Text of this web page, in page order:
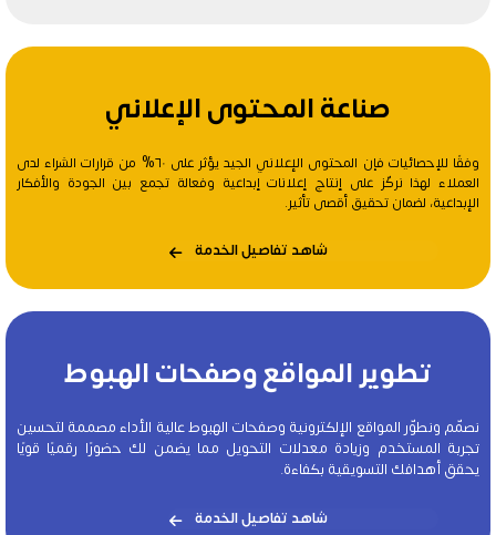
صناعة المحتوى الإعلاني
وفقًا للإحصائيات فإن المحتوى الإعلاني الجيد يؤثر على ٦٠% من قرارات الشراء لدى
العملاء لهذا نركّز على إنتاج إعلانات إبداعية وفعالة تجمع بين الجودة والأفكار
الإبداعية، لضمان تحقيق أقصى تأثير.
شاهد تفاصيل الخدمة
تطوير المواقع وصفحات الهبوط
نصمّم ونطوّر المواقع الإلكترونية وصفحات الهبوط عالية الأداء مصممة لتحسين
تجربة المستخدم وزيادة معدلات التحويل مما يضمن لك حضورًا رقميًا قويًا
يحقق أهدافك التسويقية بكفاءة.
شاهد تفاصيل الخدمة